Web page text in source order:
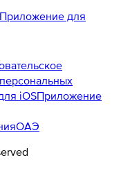
Приложение для
iOSПриложение
ОАЭ